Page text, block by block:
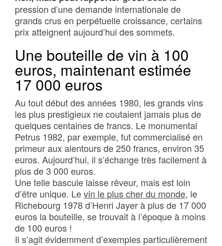
pression d’une demande internationale de
grands crus en perpétuelle croissance, certains
prix atteignent aujourd’hui des sommets.
Une bouteille de vin à 100
euros, maintenant estimée
17 000 euros
Au tout début des années 1980, les grands vins
les plus prestigieux ne coutaient jamais plus de
quelques centaines de francs. Le monumental
Petrus 1982, par exemple, fut commercialisé en
primeur aux alentours de 250 francs, environ 35
euros. Aujourd’hui, il s’échange très facilement à
plus de 3 000 euros.
Une telle bascule laisse rêveur, mais est loin
d’être unique. Levin le plus cher du monde, le
Richebourg 1978 d’Henri Jayer à plus de 17 000
euros la bouteille, se trouvait à l’époque à moins
de 100 euros !
Il s’agit évidemment d’exemples particulièrement